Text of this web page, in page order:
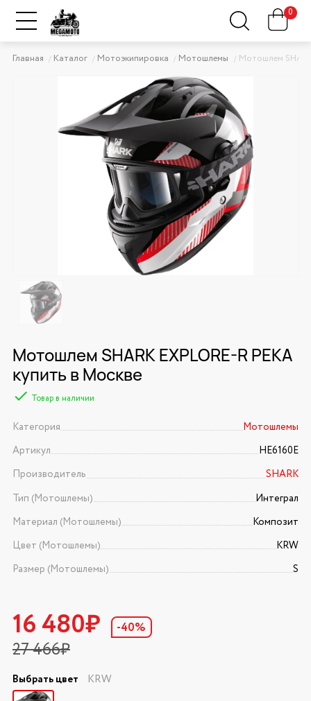
0
Главная Каталог Мотоэкипировка Мотошлемы Мотошлем
Мотошлем SHARK EXPLORE-R PEKA
купить в Москве
Товар в наличии
Категория
Мотошлемы
Артикул
HE6160E
Производитель
SHARK
Тип (Мотошлемы)
Интеграл
Материал (Мотошлемы)
Композит
Цвет (Мотошлемы)
KRW
Размер (Мотошлемы)
S
16 480₽
27 466₽
-40%
Выбрать цвет KRW